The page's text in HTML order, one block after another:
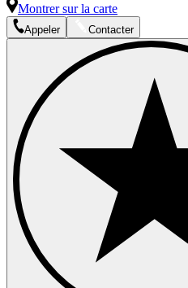
Montrer sur la carte
Appeler Contacter